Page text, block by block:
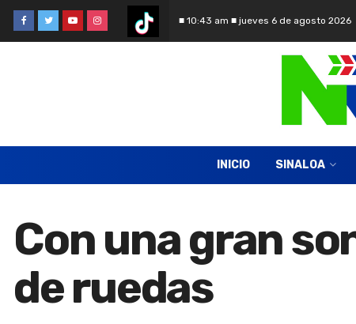
■ 10:43 am ■ jueves 6 de agosto 2026
INICIO SINALOA
Con una gran
de ruedas